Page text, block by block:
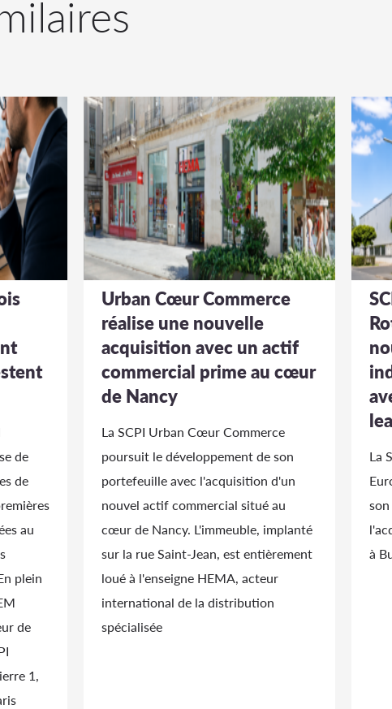
de
de
au
plein
de
1,
Urban Cœur Commerce
réalise une nouvelle
acquisition avec un actif
commercial prime au cœur
de Nancy
La SCPI Urban Cœur Commerce
poursuit le développement de son
portefeuille avec l'acquisition d'un
nouvel actif commercial situé au
cœur de Nancy. L'immeuble, implanté
sur la rue Saint-Jean, est entièrement
loué à l'enseigne HEMA, acteur
international de la distribution
spécialisée
La
à